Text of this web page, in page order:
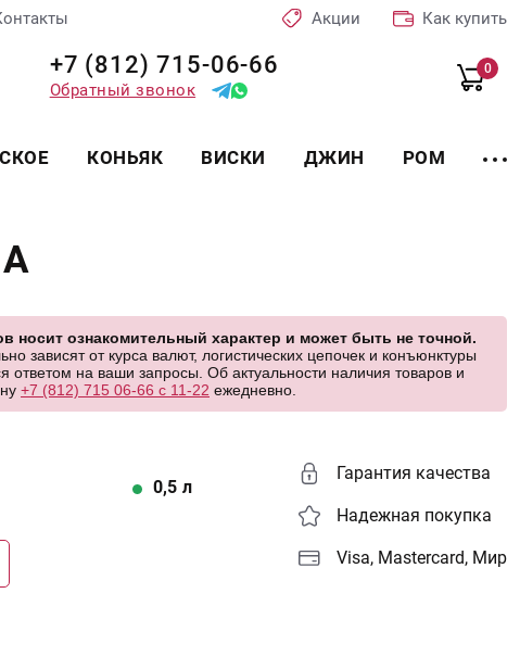
Акции Как купить
+7 (812) 715-06-66
Обратный звонок
0
КОНЬЯК ВИСКИ ДЖИН РОМ
носит ознакомительный характер и может быть не точной.
зависят от курса валют, логистических цепочек и конъюнктуры
на ваши запросы. Об актуальности наличия товаров и
+7 (812) 715 06-66 с 11-22 ежедневно.
0,5 л
Гарантия качества
Надежная покупка
Visa, Mastercard, Мир